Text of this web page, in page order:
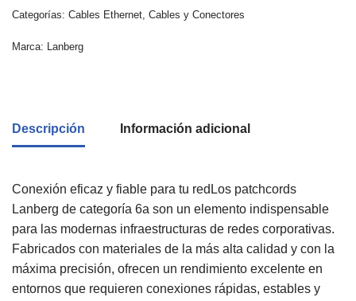
Categorías: Cables Ethernet, Cables y Conectores
Marca: Lanberg
Descripción Información adicional
Conexión eficaz y fiable para tu redLos patchcords
Lanberg de categoría 6a son un elemento indispensable
para las modernas infraestructuras de redes corporativas.
Fabricados con materiales de la más alta calidad y con la
máxima precisión, ofrecen un rendimiento excelente en
entornos que requieren conexiones rápidas, estables y